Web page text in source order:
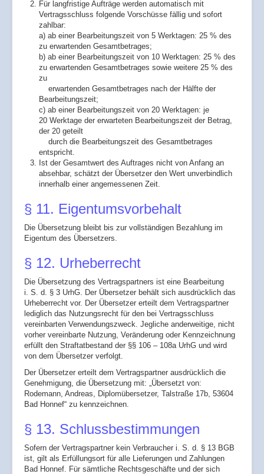
Für langfristige Aufträge werden automatisch mit
Vertragsschluss folgende Vorschüsse fällig und sofort
zahlbar:
a) ab einer Bearbeitungszeit von 5 Werktagen: 25 % des
zu erwartenden Gesamtbetrages;
b) ab einer Bearbeitungszeit von 10 Werktagen: 25 % des
zu erwartenden Gesamtbetrages sowie weitere 25 % des
zu
erwartenden Gesamtbetrages nach der Hälfte der
Bearbeitungszeit;
c) ab einer Bearbeitungszeit von 20 Werktagen: je
20 Werktage der erwarteten Bearbeitungszeit der Betrag,
der 20 geteilt
durch die Bearbeitungszeit des Gesamtbetrages
entspricht.
Ist der Gesamtwert des Auftrages nicht von Anfang an
absehbar, schätzt der Übersetzer den Wert unverbindlich
innerhalb einer angemessenen Zeit.
§ 11. Eigentumsvorbehalt
Die Übersetzung bleibt bis zur vollständigen Bezahlung im
Eigentum des Übersetzers.
§ 12. Urheberrecht
Die Übersetzung des Vertragspartners ist eine Bearbeitung
i. S. d. § 3 UrhG. Der Übersetzer behält sich ausdrücklich das
Urheberrecht vor. Der Übersetzer erteilt dem Vertragspartner
lediglich das Nutzungsrecht für den bei Vertragsschluss
vereinbarten Verwendungszweck. Jegliche anderweitige, nicht
vorher vereinbarte Nutzung, Veränderung oder Kennzeichnung
erfüllt den Straftatbestand der §§ 106 – 108a UrhG und wird
von dem Übersetzer verfolgt.
Der Übersetzer erteilt dem Vertragspartner ausdrücklich die
Genehmigung, die Übersetzung mit: „Übersetzt von:
Rodemann, Andreas, Diplomübersetzer, Talstraße 17b, 53604
Bad Honnef“ zu kennzeichnen.
§ 13. Schlussbestimmungen
Sofern der Vertragspartner kein Verbraucher i. S. d. § 13 BGB
ist, gilt als Erfüllungsort für alle Lieferungen und Zahlungen
Bad Honnef. Für sämtliche Rechtsgeschäfte und der sich